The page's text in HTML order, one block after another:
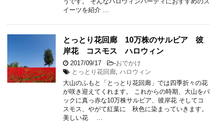
イーツを紹介 …
とっとり花回廊 10万株のサルビア 彼
岸花 コスモス ハロウィン
2017/09/17 -おでかけ
とっとり花回廊 ハロウィン
大山のふもと「とっとり花回廊」では四季折々の花
が咲き迎えてくれます。 これからの時期、大山をバ
ックに真っ赤な10万株サルビア、彼岸花 そしてコ
スモス、やがて紅葉に 秋色に染まっていきます。
美しい花 …